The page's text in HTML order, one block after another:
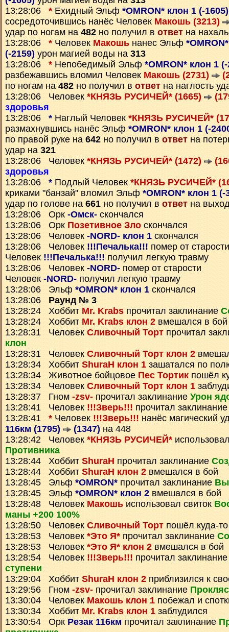
13:28:06 * Ехидный Эльф *OMRON* клон 1 (-
сосредоточившись нанёс Человек Макошь (3213)
удар по ногам на 482 но получил в ответ на
13:28:06 * Человек Макошь нанес Эльф
(-2159) урон магией воды на 313
13:28:06 * Непобедимый Эльф *OMRON* клон 1
разбежавшись вломил Человек Макошь (2731)
по ногам на 482 но получил в ответ на наглость
13:28:06 Человек *КНЯЗЬ РУСИЧЕЙ* (1665)
здоровья
13:28:06 * Наглый Человек *КНЯЗЬ РУСИЧЕЙ*
размахнувшись нанёс Эльф *OMRON* клон 1 (-
по правой руке на 642 но получил в ответ на
удар на 321
13:28:06 Человек *КНЯЗЬ РУСИЧЕЙ* (1472)
здоровья
13:28:06 * Подлый Человек *КНЯЗЬ РУСИЧЕЙ*
криками "банзай" вломил Эльф *OMRON* клон 1
удар по голове на 661 но получил в ответ на
13:28:06 Орк -Омск- скончался
13:28:06 Орк Позетивное Зло скончался
13:28:06 Человек -NORD- клон 1 скончался
13:28:06 Человек !!!Печалька!!! помер от старости
Человек !!!Печалька!!! получил легкую травму
13:28:06 Человек -NORD- помер от старости
Человек -NORD- получил легкую травму
13:28:06 Эльф *OMRON* клон 1 скончался
13:28:06 Раунд № 3
13:28:24 Хоббит Mr. Krabs прочитал заклинание
13:28:24 Хоббит Mr. Krabs клон 2 вмешался в бой
13:28:31 Человек Сливочный Торт прочитал
клон
13:28:31 Человек Сливочный Торт клон 2
13:28:34 Хоббит ShuraH клон 1 зашатался по
13:28:34 Животное бойцовое Пес Тортик пошёл
13:28:34 Человек Сливочный Торт клон 1
13:28:37 Гном -zsv- прочитал заклинание Урон
13:28:41 Человек !!!Зверь!!! прочитал
13:28:41 * Человек !!!Зверь!!! нанёс магический
116км (1795)
(1347) на 448
13:28:42 Человек *КНЯЗЬ РУСИЧЕЙ*
Противника
13:28:44 Хоббит ShuraH прочитал заклинание
13:28:44 Хоббит ShuraH клон 2 вмешался в бой
13:28:45 Эльф *OMRON* прочитал заклинание
13:28:45 Эльф *OMRON* клон 2 вмешался в бой
13:28:48 Человек Макошь использовал свиток
маны +200 100%
13:28:50 Человек Сливочный Торт пошёл куда-то
13:28:53 Человек *Это Я* прочитал заклинание
13:28:53 Человек *Это Я* клон 2 вмешался в бой
13:28:54 Человек !!!Зверь!!! прочитал
ступени
13:29:04 Хоббит ShuraH клон 2 приблизился к
13:29:56 Гном -zsv- прочитал заклинание
13:30:04 Человек Макошь клон 1 побежал и
13:30:34 Хоббит Mr. Krabs клон 1 заблудился
13:30:54 Орк Резак 116км прочитал заклинание